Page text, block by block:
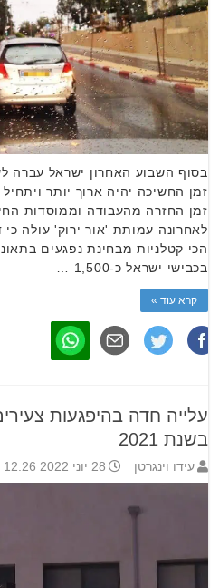
בסוף השבוע האחרון ישראל עברה
זמן החשיכה יהיה ארוך יותר
זמן החזרה מהעבודה וממוסדות
לאחרונה עמותת 'אור ירוק' עולה
בכבישי ישראל כ-1,500 …
קרא עוד »
עלייה חדה בהיפגעות
בשנת 2021
עידו וינגרטן 28 יוני 2022 12:26